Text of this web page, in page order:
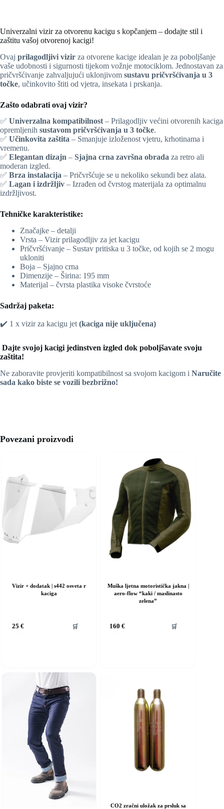
Univerzalni vizir za otvorenu kacigu s kopčanjem – dodajte stil i
zaštitu vašoj otvorenoj kacigi!
Ovaj prilagodljivi vizir za otvorene kacige idealan je za poboljšanje
vaše udobnosti i sigurnosti tijekom vožnje motociklom. Jednostavan za
pričvršćivanje zahvaljujući uklonjivom sustavu pričvršćivanja u 3
točke, učinkovito štiti od vjetra, insekata i prskanja.
Zašto odabrati ovaj vizir?
✅ Univerzalna kompatibilnost – Prilagodljiv većini otvorenih kaciga
opremljenih sustavom pričvršćivanja u 3 točke.
✅ Učinkovita zaštita – Smanjuje izloženost vjetru, krhotinama i
vremenu.
✅ Elegantan dizajn – Sjajna crna završna obrada za retro ali
moderan izgled.
✅ Brza instalacija – Pričvršćuje se u nekoliko sekundi bez alata.
✅ Lagan i izdržljiv – Izrađen od čvrstog materijala za optimalnu
izdržljivost.
Tehničke karakteristike:
Značajke – detalji
Vrsta – Vizir prilagodljiv za jet kacigu
Pričvršćivanje – Sustav pritiska u 3 točke, od kojih se 2 mogu
ukloniti
Boja – Sjajno crna
Dimenzije – Širina: 195 mm
Materijal – čvrsta plastika visoke čvrstoće
Sadržaj paketa:
✔️ 1 x vizir za kacigu jet (kaciga nije uključena)
️ Dajte svojoj kacigi jedinstven izgled dok poboljšavate svoju
zaštita!
Ne zaboravite provjeriti kompatibilnost sa svojom kacigom i Naručite
sada kako biste se vozili bezbrižno!
Povezani proizvodi
Vizir + dodatak | s442 osveta r
kaciga
25€ 🛒
Muška ljetna motoristička jakna |
aero-flow “kaki / maslinasto
zelena”
160 € 🛒
proizvod
CO2 zračni uložak za prsluk sa